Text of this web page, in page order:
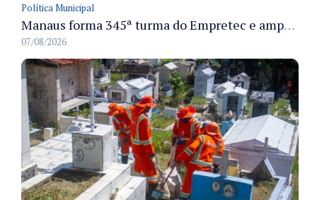
Política Municipal
Manaus forma 345ª turma do Empretec e amplia qualificação de empreendedores na cidade
07/08/2026